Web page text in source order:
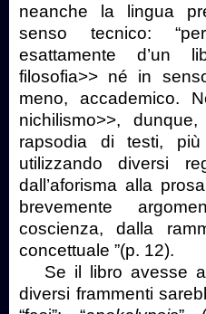
neanche la lingua
senso tecnico:
esattamente d’un
filosofia>> né in
meno, accademico.
nichilismo>>,
rapsodia di testi,
utilizzando diversi
dall’aforisma alla
brevemente
coscienza, dalla
concettuale ”(p. 12).
Se il libro avesse
diversi frammenti